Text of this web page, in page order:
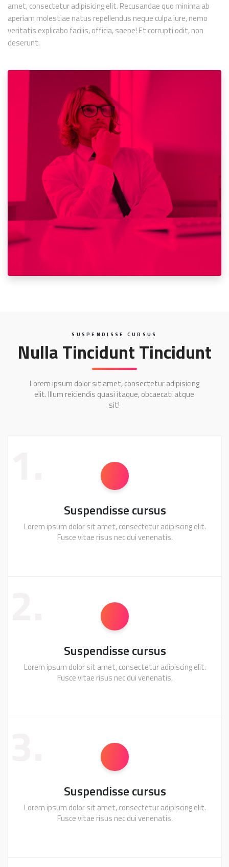
amet, consectetur adipisicing elit. Recusandae quo minima ab
aperiam molestiae natus repellendus neque culpa iure, nemo
veritatis explicabo facilis, officia, saepe! Et corrupti odit, non
deserunt.
SUSPENDISSE CURSUS
Nulla Tincidunt Tincidunt
Lorem ipsum dolor sit amet, consectetur adipisicing
elit. Illum reiciendis quasi itaque, obcaecati atque
sit!
Suspendisse cursus
Lorem ipsum dolor sit amet, consectetur adipiscing elit.
Fusce vitae risus nec dui venenatis.
Suspendisse cursus
Lorem ipsum dolor sit amet, consectetur adipiscing elit.
Fusce vitae risus nec dui venenatis.
Suspendisse cursus
Lorem ipsum dolor sit amet, consectetur adipiscing elit.
Fusce vitae risus nec dui venenatis.